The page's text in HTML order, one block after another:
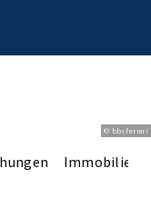
© bbsferrari
Immobilien-